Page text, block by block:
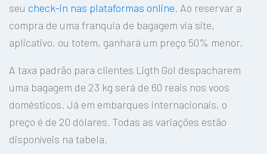
seu check-in nas plataformas online. Ao reservar a
compra de uma franquia de bagagem via site,
aplicativo, ou totem, ganhará um preço 50% menor.
A taxa padrão para clientes Ligth Gol despacharem
uma bagagem de 23 kg será de 60 reais nos voos
domésticos. Já em embarques internacionais, o
preço é de 20 dólares. Todas as variações estão
disponíveis na tabela.